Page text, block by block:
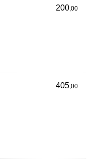
200,00
405,00